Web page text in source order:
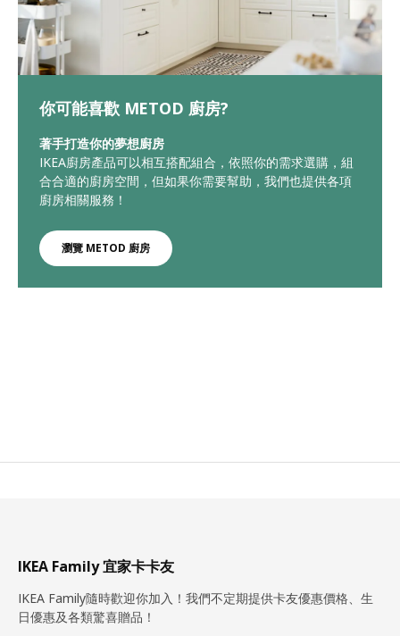
你可能喜歡 METOD 廚房?
著手打造你的夢想廚房
IKEA廚房產品可以相互搭配組合，依照你的需求選購，組
合合適的廚房空間，但如果你需要幫助，我們也提供各項
廚房相關服務！
瀏覽 METOD 廚房
IKEA Family 宜家卡卡友
IKEA Family隨時歡迎你加入！我們不定期提供卡友優惠價格、生
日優惠及各類驚喜贈品！